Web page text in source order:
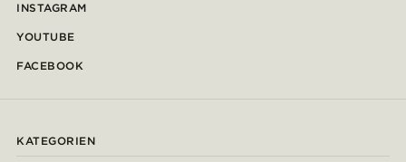
INSTAGRAM
YOUTUBE
FACEBOOK
KATEGORIEN